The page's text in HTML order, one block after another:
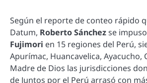
Según el reporte de conteo rápido
Datum, Roberto Sánchezse
Fujimori en 15 regiones del Perú,
Apurímac, Huancavelica, Ayacucho,
Madre de Dios las jurisdicciones
de Juntos por el Perú arrasó con